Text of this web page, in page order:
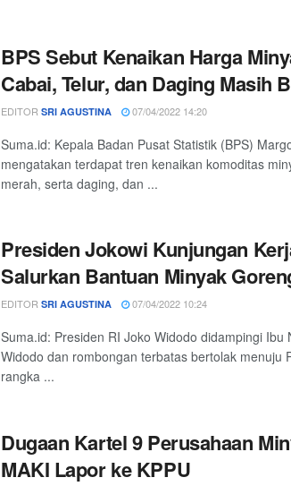
BPS Sebut Kenaikan Harga
Cabai, Telur, dan Daging Masih
EDITOR SRI AGUSTINA 07/04/2022 14:20
Suma.id: Kepala Badan Pusat Statistik (BPS)
mengatakan terdapat tren kenaikan komoditas
merah, serta daging, dan ...
Presiden Jokowi Kunjungan
Salurkan Bantuan Minyak
EDITOR SRI AGUSTINA 07/04/2022 10:24
Suma.id: Presiden RI Joko Widodo didampingi Ibu
Widodo dan rombongan terbatas bertolak menuju
rangka ...
Dugaan Kartel 9 Perusahaan
MAKI Lapor ke KPPU